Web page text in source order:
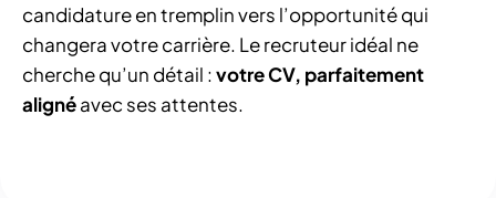
candidature en tremplin vers l’opportunité qui
changera votre carrière. Le recruteur idéal ne
cherche qu’un détail :votre CV, parfaitement
alignéavec ses attentes.